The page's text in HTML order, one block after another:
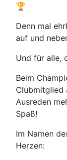
🏆
Denn mal
auf und
Und für alle,
Beim
Clubmitglied
Ausreden
Spaß!
Im Namen
Herzen: